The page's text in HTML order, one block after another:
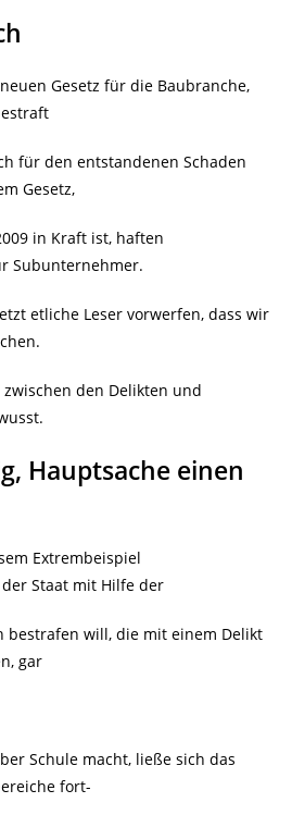
Gesetz für die Baubranche,
für den entstandenen Schaden
Gesetz,
in Kraft ist, haften
Subunternehmer.
etliche Leser vorwerfen, dass wir
den Delikten und
Hauptsache einen
Extrembeispiel
Staat mit Hilfe der
bestrafen will, die mit einem Delikt
gar
Schule macht, ließe sich das
fort-